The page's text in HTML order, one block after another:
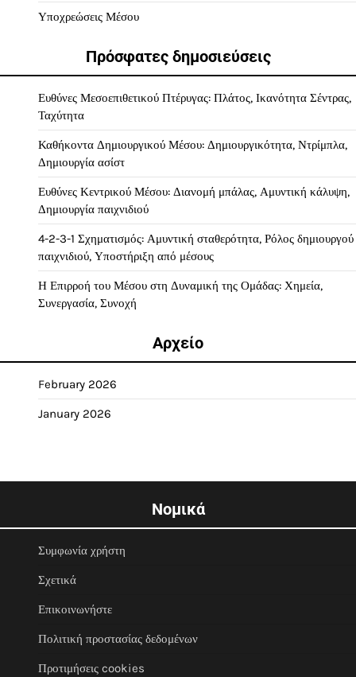
Υποχρεώσεις Μέσου
Πρόσφατες δημοσιεύσεις
Ευθύνες Μεσοεπιθετικού Πτέρυγας: Πλάτος, Ικανότητα Σέντρας,
Ταχύτητα
Καθήκοντα Δημιουργικού Μέσου: Δημιουργικότητα, Ντρίμπλα,
Δημιουργία ασίστ
Ευθύνες Κεντρικού Μέσου: Διανομή μπάλας, Αμυντική κάλυψη,
Δημιουργία παιχνιδιού
4-2-3-1 Σχηματισμός: Αμυντική σταθερότητα, Ρόλος δημιουργού
παιχνιδιού, Υποστήριξη από μέσους
Η Επιρροή του Μέσου στη Δυναμική της Ομάδας: Χημεία,
Συνεργασία, Συνοχή
Αρχείο
February 2026
January 2026
Νομικά
Συμφωνία χρήστη
Σχετικά
Επικοινωνήστε
Πολιτική προστασίας δεδομένων
Προτιμήσεις cookies